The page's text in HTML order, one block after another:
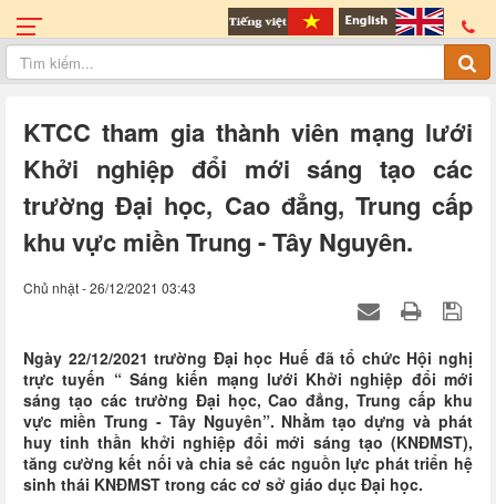
KTCC tham gia thành viên mạng lưới
Khởi nghiệp đổi mới sáng tạo các
trường Đại học, Cao đẳng, Trung cấp
khu vực miền Trung - Tây Nguyên.
Chủ nhật - 26/12/2021 03:43
Ngày 22/12/2021 trường Đại học Huế đã tổ chức Hội nghị
trực tuyến “ Sáng kiến mạng lưới Khởi nghiệp đổi mới
sáng tạo các trường Đại học, Cao đẳng, Trung cấp khu
vực miền Trung - Tây Nguyên”. Nhằm tạo dựng và phát
huy tinh thần khởi nghiệp đổi mới sáng tạo (KNĐMST),
tăng cường kết nối và chia sẻ các nguồn lực phát triển hệ
sinh thái KNĐMST trong các cơ sở giáo dục Đại học.